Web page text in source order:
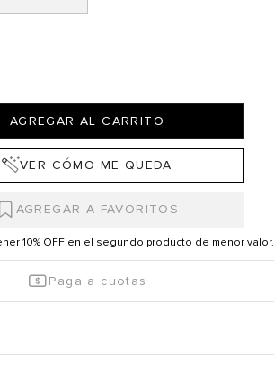
AGREGAR AL CARRITO
VER CÓMO ME QUEDA
10% OFF en el segundo producto de menor valor.
Paga a cuotas